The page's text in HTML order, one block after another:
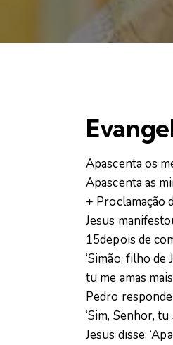
Apascenta os
Apascenta as
+ Proclamação
Jesus
15depois de
‘Simão, filho de
tu me amas
Pedro
‘Sim, Senhor, tu
Jesus disse: